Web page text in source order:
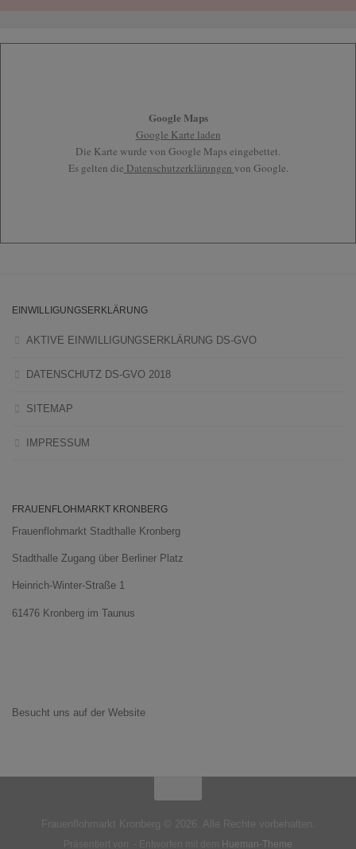
Google Maps
Google Karte laden
Die Karte wurde von Google Maps eingebettet.
Es gelten die Datenschutzerklärungen von Google.
EINWILLIGUNGSERKLÄRUNG
AKTIVE EINWILLIGUNGSERKLÄRUNG DS-GVO
DATENSCHUTZ DS-GVO 2018
SITEMAP
IMPRESSUM
FRAUENFLOHMARKT KRONBERG
Frauenflohmarkt Stadthalle Kronberg
Stadthalle Zugang über Berliner Platz
Heinrich-Winter-Straße 1
61476 Kronberg im Taunus
Besucht uns auf der Website
Frauenflohmarkt Kronberg © 2026. Alle Rechte vorbehalten.
Präsentiert von - Entworfen mit dem Hueman-Theme